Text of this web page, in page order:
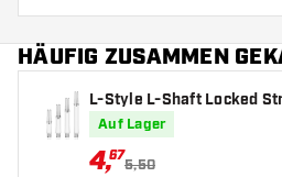
HÄUFIG ZUSAMMEN
L-Style L-Shaft Locked
r - Dart Shafts
Auf Lager
4,67
5,50